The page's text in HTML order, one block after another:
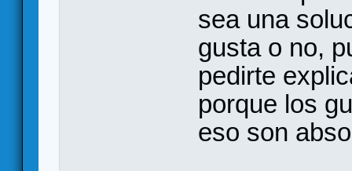
sea una
gusta o no,
pedirte
porque los
eso son